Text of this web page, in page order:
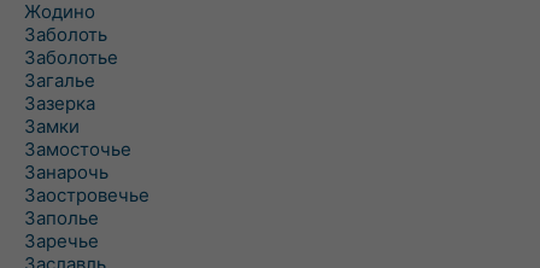
Жодино
Заболоть
Заболотье
Загалье
Зазерка
Замки
Замосточье
Занарочь
Заостровечье
Заполье
Заречье